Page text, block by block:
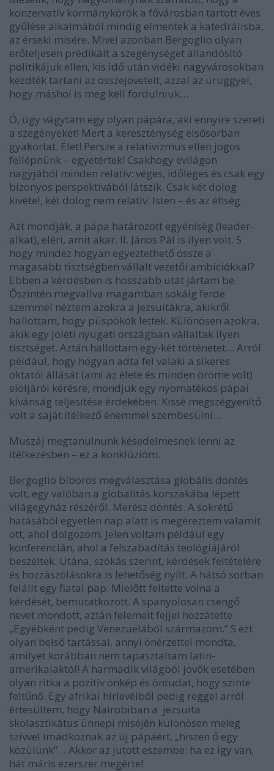
konzervatív kormánykörök a fővárosban tartott éves
gyűlése alkalmából mindig elmentek a katedrálisba,
az érseki misére. Mivel azonban Bergoglio olyan
erőteljesen prédikált a szegénységet állandósító
politikájuk ellen, kis idő után vidéki nagyvárosokban
kezdték tartani az összejövetelt, azzal az ürüggyel,
hogy máshol is meg kell fordulniuk…
Ó, úgy vágytam egy olyan pápára, aki ennyire szereti
a szegényeket! Mert a kereszténység elsősorban
gyakorlat. Élet! Persze a relativizmus ellen jogos
fellépnünk – egyetértek! Csakhogy evilágon
nagyjából minden relatív: véges, időleges és csak egy
bizonyos perspektívából látszik. Csak két dolog
kivétel, két dolog nem relatív. Isten – és az éhség.
Azt mondják, a pápa határozott egyéniség (leader-
alkat), eléri, amit akar. II. János Pál is ilyen volt. S
hogy mindez hogyan egyeztethető össze a
magasabb tisztségben vállalt vezetői ambíciókkal?
Ebben a kérdésben is hosszabb utat jártam be.
Őszintén megvallva magamban sokáig ferde
szemmel néztem azokra a jezsuitákra, akikről
hallottam, hogy püspökök lettek. Különösen azokra,
akik egy jóléti nyugati országban vállaltak ilyen
tisztséget. Aztán hallottam egy-két történetet… Arról
például, hogy hogyan adta fel valaki a sikeres
oktatói állását (ami az élete és minden öröme volt)
elöljárói kérésre, mondjuk egy nyomatékos pápai
kívánság teljesítése érdekében. Kissé megszégyenítő
volt a saját ítélkező énemmel szembesülni…
Muszáj megtanulnunk késedelmesnek lenni az
ítélkezésben – ez a konklúzióm.
Bergoglio bíboros megválasztása globális döntés
volt, egy valóban a globalitás korszakába lépett
világegyház részéről. Merész döntés. A sokrétű
hatásából egyetlen nap alatt is megéreztem valamit
ott, ahol dolgozom. Jelen voltam például egy
konferencián, ahol a felszabadítás teológiájáról
beszéltek. Utána, szokás szerint, kérdések feltételére
és hozzászólásokra is lehetőség nyílt. A hátsó sorban
felállt egy fiatal pap. Mielőtt feltette volna a
kérdését, bemutatkozott. A spanyolosan csengő
nevet mondott, aztán felemelt fejjel hozzátette:
„Egyébként pedig Venezuelából származom.” S ezt
olyan belső tartással, annyi önérzettel mondta,
amilyet korábban nem tapasztaltam latin-
amerikaiaktól! A harmadik világból jövők esetében
olyan ritka a pozitív önkép és öntudat, hogy szinte
feltűnő. Egy afrikai hírlevélből pedig reggel arról
értesültem, hogy Nairobiban a jezsuita
skolasztikátus ünnepi miséjén különösen meleg
szívvel imádkoznak az új pápáért, „hiszen ő egy
közülünk”… Akkor az jutott eszembe: ha ez így van,
hát máris ezerszer megérte!